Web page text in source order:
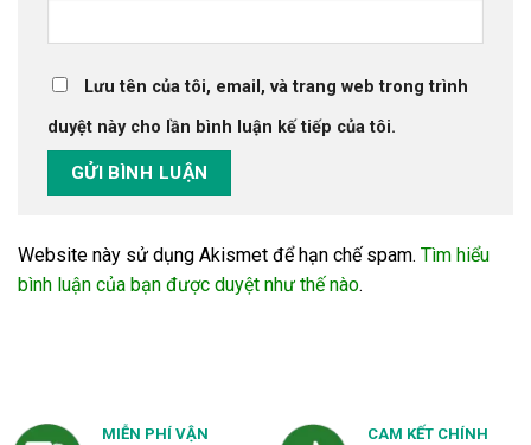
Lưu tên của tôi, email, và trang web trong trình
duyệt này cho lần bình luận kế tiếp của tôi.
Website này sử dụng Akismet để hạn chế spam. Tìm hiểu
bình luận của bạn được duyệt như thế nào.
MIỄN PHÍ VẬN
CAM KẾT CHÍNH